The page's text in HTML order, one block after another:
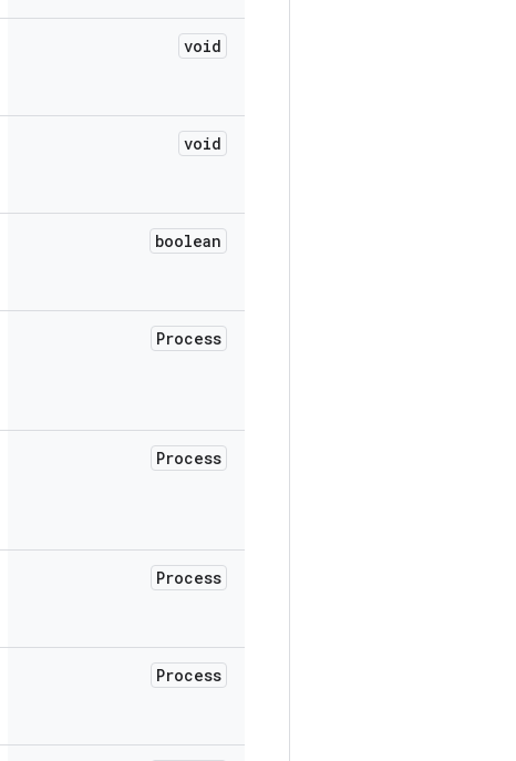
void
void
boolean
Process
Process
Process
Process